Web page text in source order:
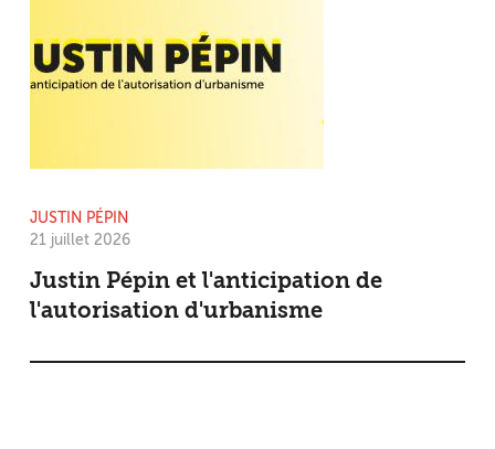
JUSTIN PÉPIN
21 juillet 2026
Justin Pépin et l'anticipation de
l'autorisation d'urbanisme